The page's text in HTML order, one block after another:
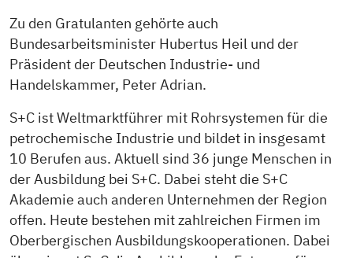
Zu den Gratulanten gehörte auch
Bundesarbeitsminister Hubertus Heil und der
Präsident der Deutschen Industrie- und
Handelskammer, Peter Adrian.
S+C ist Weltmarktführer mit Rohrsystemen für die
petrochemische Industrie und bildet in insgesamt
10 Berufen aus. Aktuell sind 36 junge Menschen in
der Ausbildung bei S+C. Dabei steht die S+C
Akademie auch anderen Unternehmen der Region
offen. Heute bestehen mit zahlreichen Firmen im
Oberbergischen Ausbildungskooperationen. Dabei